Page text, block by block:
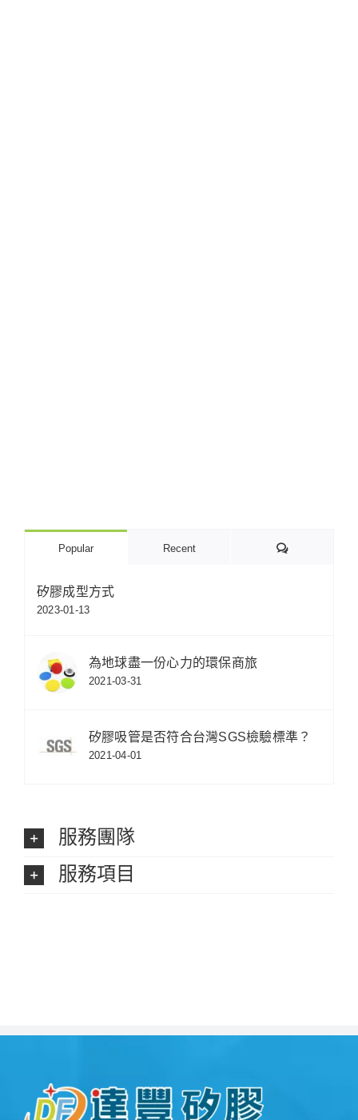
Popular Recent Comments
矽膠成型方式
2023-01-13
為地球盡一份心力的環保商旅
2021-03-31
矽膠吸管是否符合台灣SGS檢驗標準？
2021-04-01
服務團隊
服務項目